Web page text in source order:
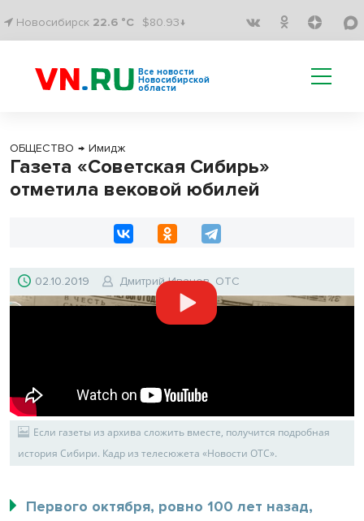
Новосибирск 22.6 °C $80.93↓
Все новости
Новосибирской
области
ОБЩЕСТВО → Имидж
Газета «Советская Сибирь»
отметила вековой юбилей
02.10.2019 Дмитрий Иванов, ОТС
Если газеты из архива сложить вместе, получится подробная
история Сибири. Кадр из телесюжета «Новости ОТС».
Первого октября, ровно 100 лет назад,